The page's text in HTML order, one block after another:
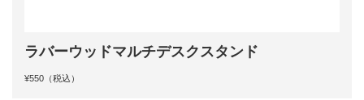
ラバーウッドマルチデスクスタンド
¥550（税込）